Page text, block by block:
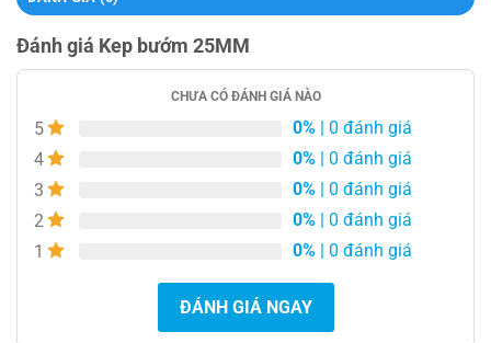
Đánh giá Kep bướm 25MM
CHƯA CÓ ĐÁNH GIÁ NÀO
5 0% | 0 đánh giá
4
0% | 0 đánh giá
3
0% | 0 đánh giá
2
0% | 0 đánh giá
1
0% | 0 đánh giá
ĐÁNH GIÁ NGAY